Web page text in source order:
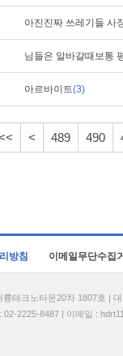
아진진짜 쓰레기들 사
님들은 알바갈때보통
아르바이트(3)
< 489 490
방침 이메일무단수집
테크노타운20차 1807호 |
02-2225-8487 | 이메일 :